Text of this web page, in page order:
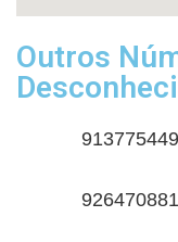
Outros
913775449
926470881